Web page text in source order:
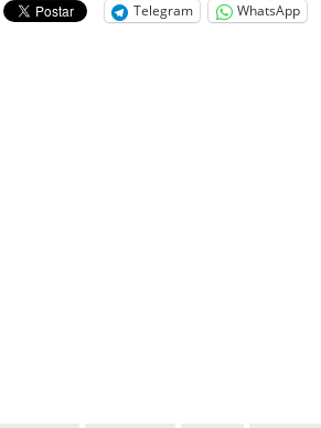
Telegram WhatsApp